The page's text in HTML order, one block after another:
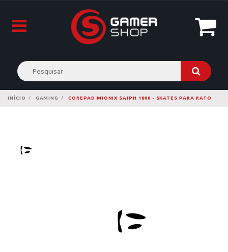
INÍCIO GAMING COREPAD MIONIX SAIPH 1800 - SKATES PARA RATO